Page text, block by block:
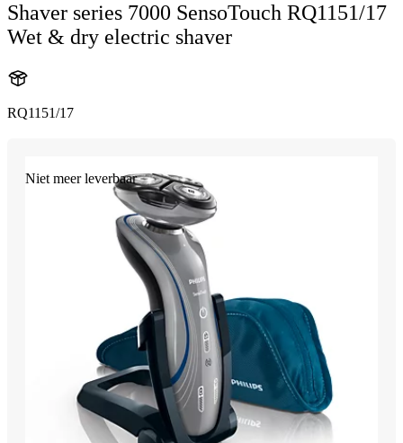
Shaver series 7000 SensoTouch RQ1151/17
Wet & dry electric shaver
RQ1151/17
Niet meer leverbaar